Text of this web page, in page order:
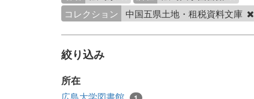
コレクション
中国五県土地・租税資料文庫
絞り込み
所在
広島大学図書館